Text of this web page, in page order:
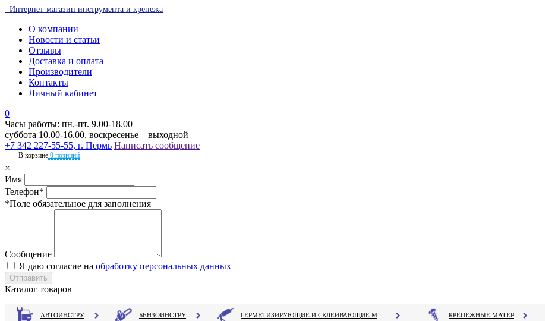
Интернет-магазин инструмента и крепежа
О компании
Новости и статьи
Отзывы
Доставка и оплата
Производители
Контакты
Личный кабинет
0
Часы работы: пн.-пт. 9.00-18.00
суббота 10.00-16.00, воскресенье – выходной
+7 342 227-55-55, г. Пермь Написать сообщение
В корзине 0 позиций
×
Имя
Телефон*
*Поле обязательное для заполнения
Сообщение
Я даю согласие на обработку персональных данных
Каталог товаров